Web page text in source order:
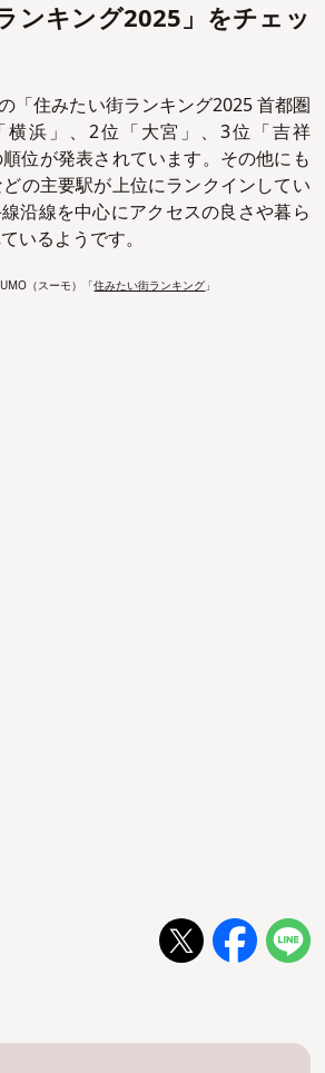
ンキング2025」をチェッ
「住みたい街ランキング2025 首都圏
浜」、2位「大宮」、3位「吉祥
位が発表されています。その他にも
の主要駅が上位にランクインしてい
沿線を中心にアクセスの良さや暮ら
いるようです。
（スーモ）「住みたい街ランキング」